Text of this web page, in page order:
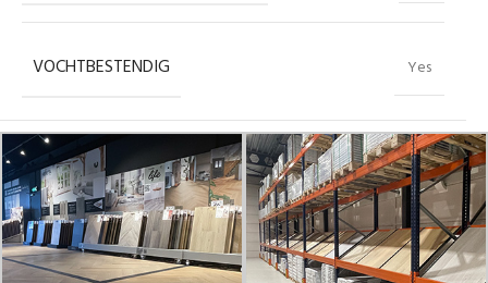
VOCHTBESTENDIG Yes